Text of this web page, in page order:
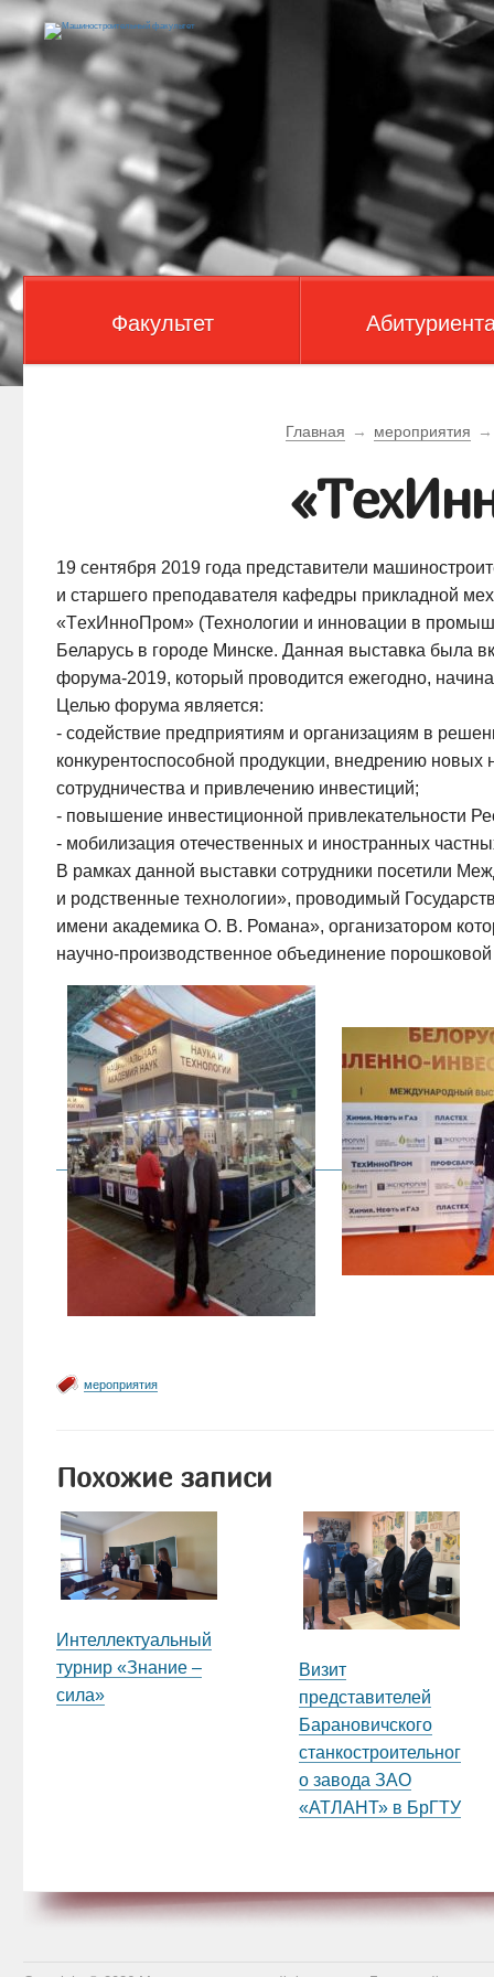
Факультет
Главная → мероприятия →
19 сентября 2019 года представители
и старшего преподавателя кафедры прикладной
«TехИнноПром» (Технологии и инновации в
Беларусь в городе Минске. Данная выставка была
форума-2019, который проводится ежегодно,
Целью форума является:
­- содействие предприятиям и организациям в
конкурентоспособной продукции, внедрению
сотрудничества и привлечению инвестиций;
­- повышение инвестиционной привлекательности
­- мобилизация отечественных и иностранных
В рамках данной выставки сотрудники посетили
и родственные технологии», проводимый
имени академика О. В. Романа», организатором
научно-производственноеобъединение
мероприятия
Похожие записи
Интеллектуальный
турнир «Знание –
сила»
Визит
представителей
Барановичского
станкостроительног
о завода ЗАО
«АТЛАНТ» в БрГТУ